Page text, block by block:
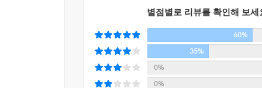
흔히 우리가 알고 있는 산후조리법들은 의학
익숙한 서구식 생활 습관을 버리고 전통 지침을
실제 우리나라에는 특별한 산후조리 문화가 자
등 출산 후 여성의 몸과 건강에 대한 관심이 유난
서구식이 마구잡이로 혼재되어 있다. 산모들의
별점별로 리뷰를 확인해 보세
60%
35%
0%
0%